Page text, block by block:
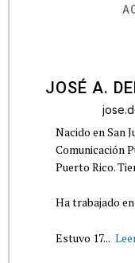
JOSÉ A.
Nacido en San
Comunicación
Puerto Rico.
Ha trabajado
Estuvo 17...